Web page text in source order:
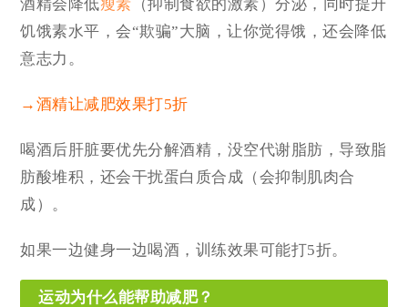
酒精会降低瘦素 （抑制食欲的激素）分泌，同时提升
饥饿素水平，会“欺骗”大脑，让你觉得饿，还会降低
意志力。
→酒精让减肥效果打5折
喝酒后肝脏要优先分解酒精，没空代谢 脂肪，导致脂
肪酸堆积，还会干扰蛋白质合成（会抑制肌肉合
成）。
如果一边健身一边喝酒，训练效果可能打5折。
运动为什么能帮助减肥？